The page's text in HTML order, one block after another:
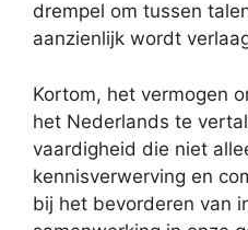
drempel om tussen
aanzienlijk wordt
Kortom, het vermogen
het Nederlands te
vaardigheid die niet
kennisverwerving en
bij het bevorderen van